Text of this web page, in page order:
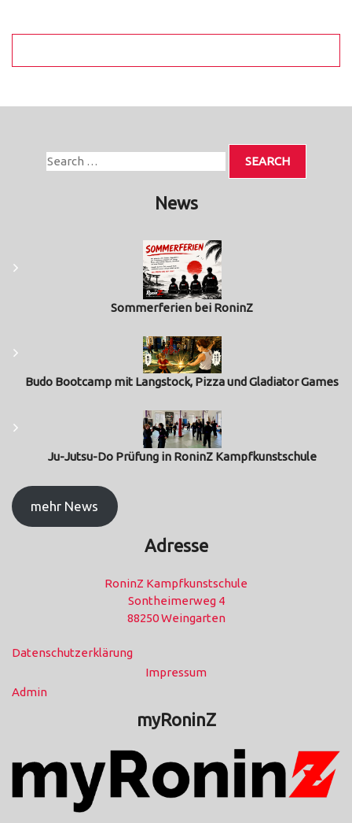
News
Sommerferien bei RoninZ
Budo Bootcamp mit Langstock, Pizza und Gladiator Games
Ju-Jutsu-Do Prüfung in RoninZ Kampfkunstschule
mehr News
Adresse
RoninZ Kampfkunstschule
Sontheimerweg 4
88250 Weingarten
Datenschutzerklärung
Impressum
Admin
myRoninZ